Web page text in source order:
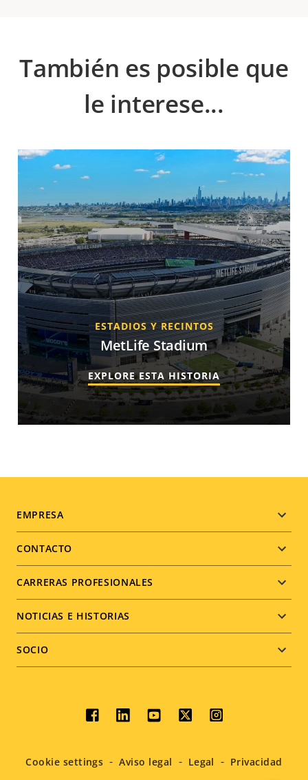
También es posible que
le interese...
ESTADIOS Y RECINTOS
MetLife Stadium
EXPLORE ESTA HISTORIA
Footer
menu
EMPRESA
CONTACTO
CARRERAS PROFESIONALES
NOTICIAS E HISTORIAS
SOCIO
Social
menu
Cookie settings Aviso legal Legal Privacidad